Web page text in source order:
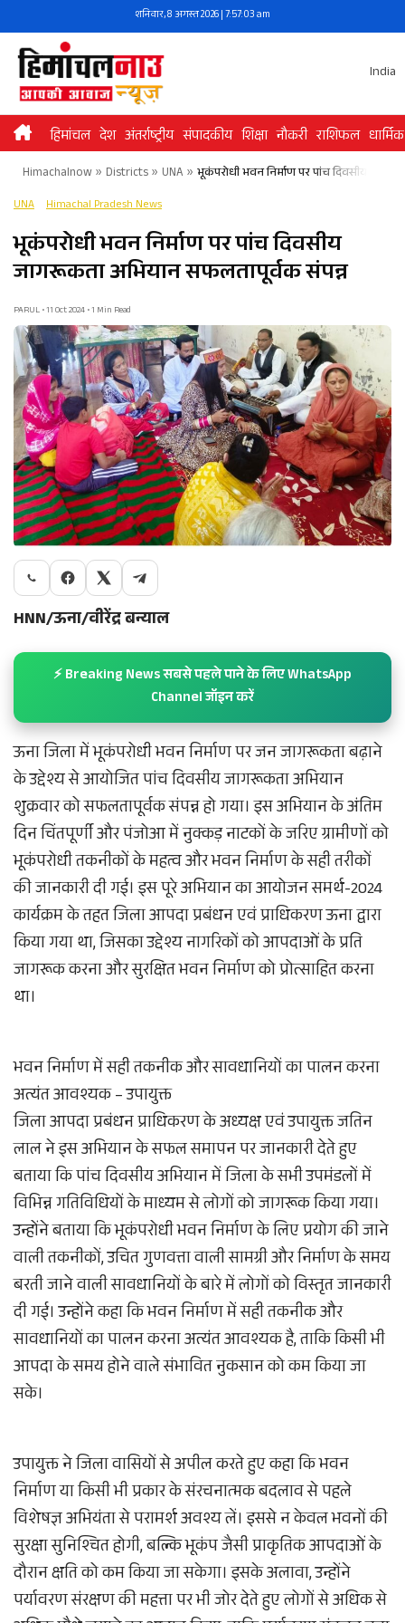
to
content
शनिवार, 8 अगस्त 2026 | 7:57:03 am
India
हिमांचल देश अंतर्राष्ट्रीय संपादकीय शिक्षा नौकरी राशिफल धार्मिक
Himachalnow» Districts» UNA » भूकंपरोधी भवन निर्माण पर पांच दिवसीय
UNA Himachal Pradesh News
भूकंपरोधी भवन निर्माण पर पांच दिवसीय
जागरूकता अभियान सफलतापूर्वक संपन्न
PARUL • 11 Oct 2024 • 1 Min Read
HNN/ऊना/वीरेंद्र बन्याल
⚡ Breaking News सबसे पहले पाने के लिए WhatsApp
Channel जॉइन करें
ऊना जिला में भूकंपरोधी भवन निर्माण पर जन जागरूकता बढ़ाने
के उद्देश्य से आयोजित पांच दिवसीय जागरूकता अभियान
शुक्रवार को सफलतापूर्वक संपन्न हो गया। इस अभियान के अंतिम
दिन चिंतपूर्णी और पंजोआ में नुक्कड़ नाटकों के जरिए ग्रामीणों को
भूकंपरोधी तकनीकों के महत्व और भवन निर्माण के सही तरीकों
की जानकारी दी गई। इस पूरे अभियान का आयोजन समर्थ-2024
कार्यक्रम के तहत जिला आपदा प्रबंधन एवं प्राधिकरण ऊना द्वारा
किया गया था, जिसका उद्देश्य नागरिकों को आपदाओं के प्रति
जागरूक करना और सुरक्षित भवन निर्माण को प्रोत्साहित करना
था।
भवन निर्माण में सही तकनीक और सावधानियों का पालन करना
अत्यंत आवश्यक – उपायुक्त
जिला आपदा प्रबंधन प्राधिकरण के अध्यक्ष एवं उपायुक्त जतिन
लाल ने इस अभियान के सफल समापन पर जानकारी देते हुए
बताया कि पांच दिवसीय अभियान में जिला के सभी उपमंडलों में
विभिन्न गतिविधियों के माध्यम से लोगों को जागरूक किया गया।
उन्होंने बताया कि भूकंपरोधी भवन निर्माण के लिए प्रयोग की जाने
वाली तकनीकों, उचित गुणवत्ता वाली सामग्री और निर्माण के समय
बरती जाने वाली सावधानियों के बारे में लोगों को विस्तृत जानकारी
दी गई। उन्होंने कहा कि भवन निर्माण में सही तकनीक और
सावधानियों का पालन करना अत्यंत आवश्यक है, ताकि किसी भी
आपदा के समय होने वाले संभावित नुकसान को कम किया जा
सके।
उपायुक्त ने जिला वासियों से अपील करते हुए कहा कि भवन
निर्माण या किसी भी प्रकार के संरचनात्मक बदलाव से पहले
विशेषज्ञ अभियंता से परामर्श अवश्य लें। इससे न केवल भवनों की
सुरक्षा सुनिश्चित होगी, बल्कि भूकंप जैसी प्राकृतिक आपदाओं के
दौरान क्षति को कम किया जा सकेगा। इसके अलावा, उन्होंने
पर्यावरण संरक्षण की महत्ता पर भी जोर देते हुए लोगों से अधिक से